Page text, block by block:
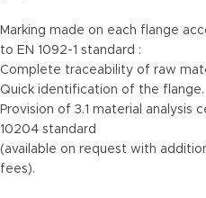
Marking made on each flange
to EN 1092-1 standard :
Complete traceability of raw
Quick identification of the flange.
Provision of 3.1 material analysis
10204 standard
(available on request with
fees).